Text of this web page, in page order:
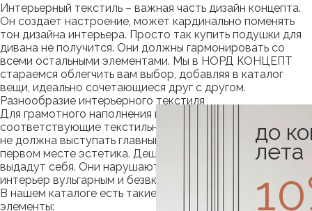
Интерьерный текстиль – важная часть дизайн концепта.
Он создает настроение, может кардинально поменять
тон дизайна интерьера. Просто так купить подушки для
дивана не получится. Они должны гармонировать со
всеми остальными элементами. Мы в НОРД КОНЦЕПТ
стараемся облегчить вам выбор, добавляя в каталог
вещи, идеально сочетающиеся друг с другом.
Разнообразие интерьерного текстиля
Для грамотного наполнения комнаты важно подобрать
соответствующие текстильные элементы. При этом цена
не должна выступать главным решающим фактором. На
первом месте эстетика. Дешевые вещи непременно
выдадут себя. Они нарушают общую концепцию, делают
интерьер вульгарным и безвкусным.
В нашем каталоге есть такие дизайнерские текстильные
элементы:
до
лета